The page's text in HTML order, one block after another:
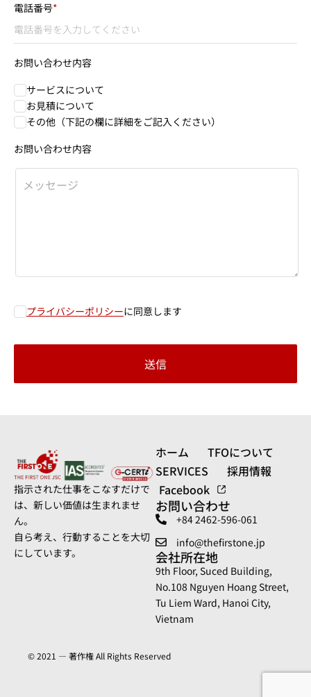
電話番号*
お問い合わせ内容
サービスについて
お見積について
その他（下記の欄に詳細をご記入ください）
お問い合わせ内容
プライバシーポリシーに同意します
指示された仕事をこなすだけで
は、新しい価値は生まれませ
ん。
自ら考え、行動することを大切
にしています。
ホーム
TFOについて
SERVICES
採用情報
Facebook
お問い合わせ
+84 2462-596-061
info@thefirstone.jp
会社所在地
9th Floor, Suced Building,
No.108 Nguyen Hoang Street,
Tu Liem Ward, Hanoi City,
Vietnam
© 2021 — 著作権 All Rights Reserved